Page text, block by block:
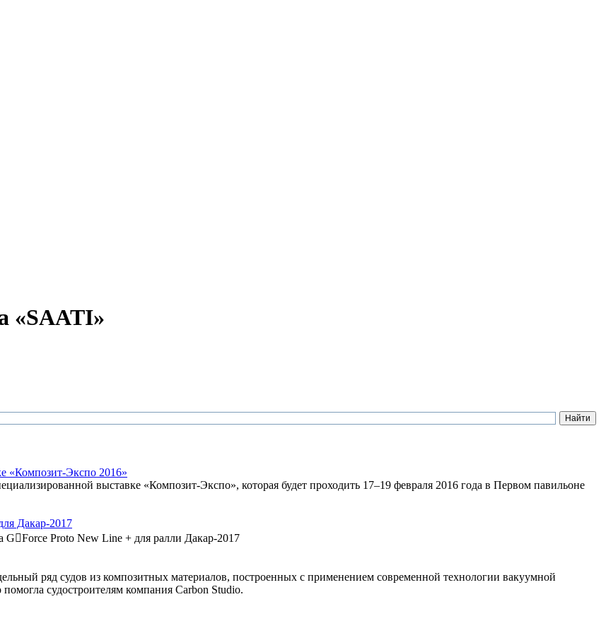
«SAATI»
«Композит-Экспо 2016»
выставке «Композит-Экспо», которая будет проходить 17–19 февраля 2016 года в Первом павильоне
Дакар-2017
G￾Force Proto New Line + для ралли Дакар-2017
ряд судов из композитных материалов, построенных с применением современной технологии вакуумной
судостроителям компания Carbon Studio.